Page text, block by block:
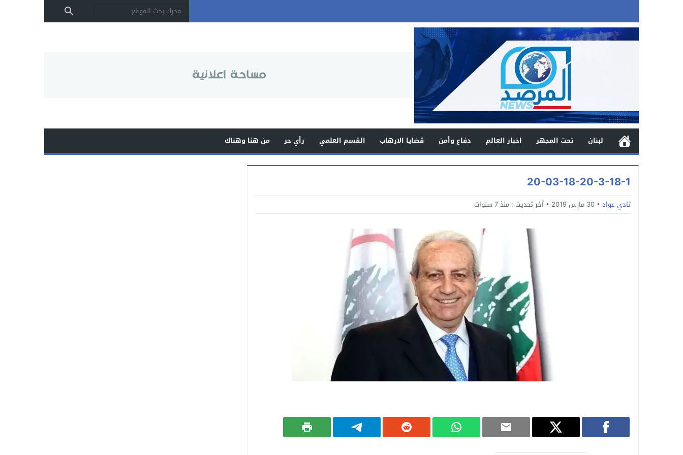
لبنان تحت المجهر اخبار العالم دفاع وأمن قضايا الارهاب القسم العلمي رأي حر من هنا وهناك
20-03-18-20-3-18-1
تادي عواد 30 مارس 2019 آخر تحديث : منذ 7 سنوات